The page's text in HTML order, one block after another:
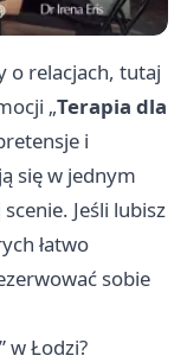
o relacjach, tutaj
„Terapia dla
i
się w jednym
Jeśli lubisz
łatwo
sobie
w Łodzi?